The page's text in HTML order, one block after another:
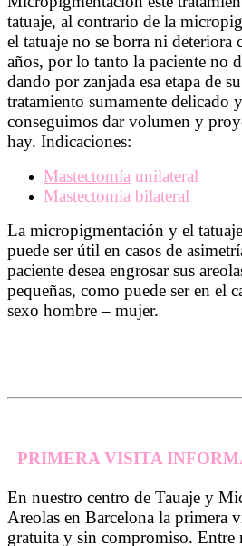
tatuaje, al contrario de la
el tatuaje no se borra ni deteriora
años, por lo tanto la paciente no
dando por zanjada esa etapa de
tratamiento sumamente delicado
conseguimos dar volumen y
hay. Indicaciones:
Mastectomía unilateral
Mastectomia bilateral
La micropigmentación y el
puede ser útil en casos de
paciente desea engrosar sus
pequeñas, como puede ser en el
sexo hombre – mujer.
PRIMERA VISITA
En nuestro centro de Tauaje y
Areolas en Barcelona la primera
gratuita y sin compromiso. Entre